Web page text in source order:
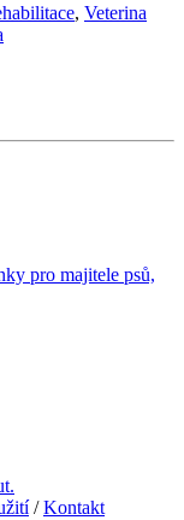
, Veterina
pro majitele psů,
/Kontakt